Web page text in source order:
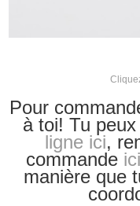
Pour
à toi! Tu
ligne ici,
commandeici
manière que